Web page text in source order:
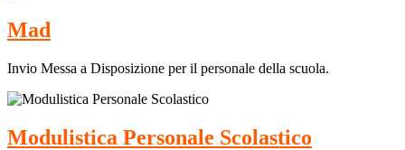
Mad
Invio Messa a Disposizione per il personale della scuola.
Modulistica Personale Scolastico